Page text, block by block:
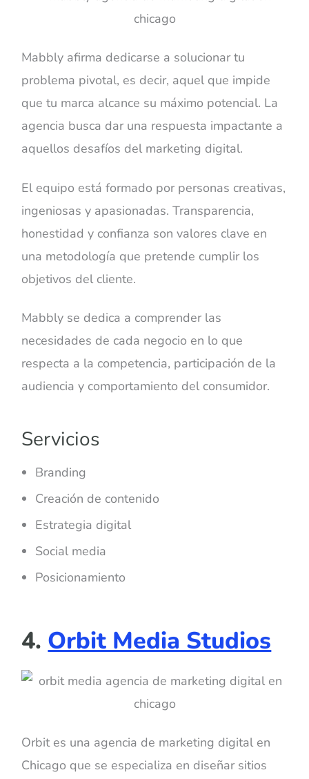
Mabbly afirma dedicarse a solucionar tu
problema pivotal, es decir, aquel que impide
que tu marca alcance su máximo potencial. La
agencia busca dar una respuesta impactante a
aquellos desafíos del marketing digital.
El equipo está formado por personas creativas,
ingeniosas y apasionadas. Transparencia,
honestidad y confianza son valores clave en
una metodología que pretende cumplir los
objetivos del cliente.
Mabbly se dedica a comprender las
necesidades de cada negocio en lo que
respecta a la competencia, participación de la
audiencia y comportamiento del consumidor.
Servicios
Branding
Creación de contenido
Estrategia digital
Social media
Posicionamiento
4. Orbit Media Studios
Orbit es una agencia de marketing digital en
Chicago que se especializa en diseñar sitios